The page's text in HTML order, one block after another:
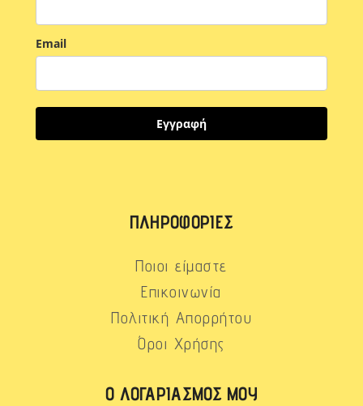
Email
Εγγραφή
ΠΛΗΡΟΦΟΡΊΕΣ
Ποιοι είμαστε
Επικοινωνία
Πολιτική Απορρήτου
Όροι Χρήσης
Ο ΛΟΓΑΡΙΑΣΜΌΣ ΜΟΥ